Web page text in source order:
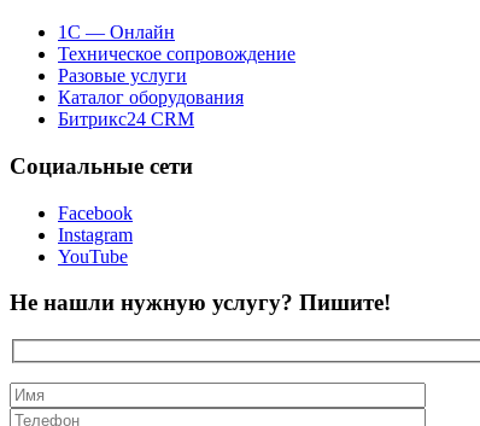
1С — Онлайн
Техническое сопровождение
Разовые услуги
Каталог оборудования
Битрикс24 CRM
Социальные сети
Facebook
Instagram
YouTube
Не нашли нужную услугу? Пишите!